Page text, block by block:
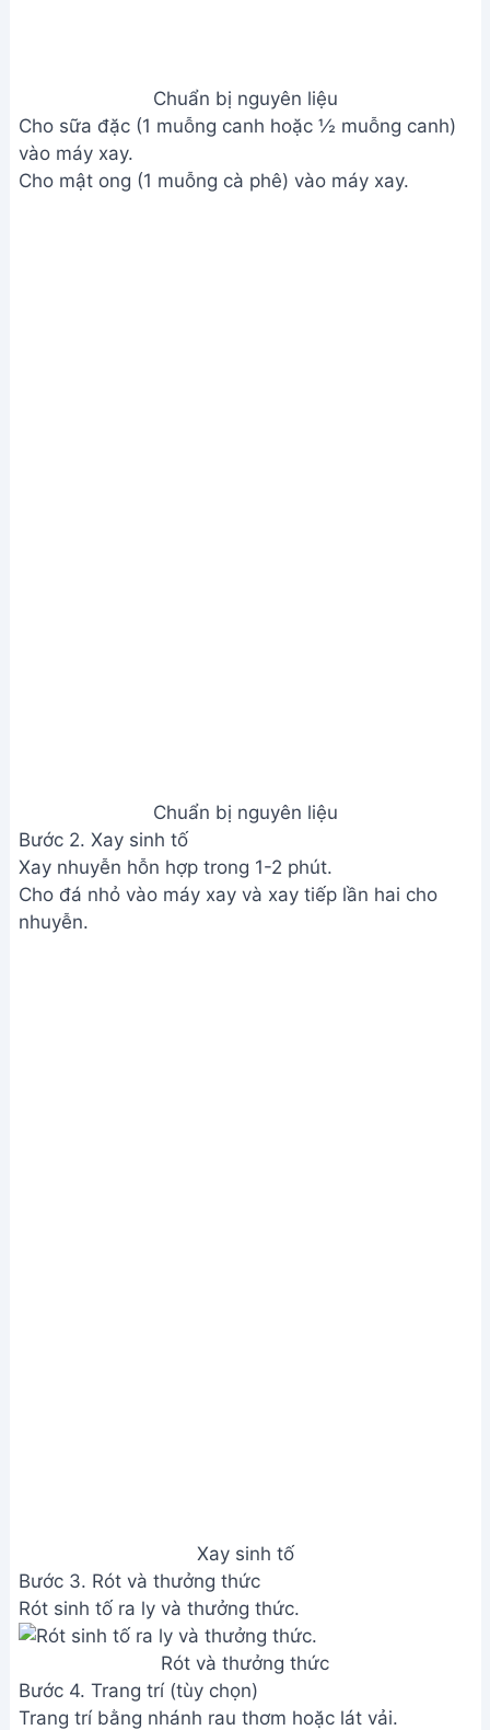
Chuẩn bị nguyên liệu
Cho sữa đặc (1 muỗng canh hoặc ½ muỗng canh)
vào máy xay.
Cho mật ong (1 muỗng cà phê) vào máy xay.
Chuẩn bị nguyên liệu
Bước 2. Xay sinh tố
Xay nhuyễn hỗn hợp trong 1-2 phút.
Cho đá nhỏ vào máy xay và xay tiếp lần hai cho
nhuyễn.
Xay sinh tố
Bước 3. Rót và thưởng thức
Rót sinh tố ra ly và thưởng thức.
Rót và thưởng thức
Bước 4. Trang trí (tùy chọn)
Trang trí bằng nhánh rau thơm hoặc lát vải.